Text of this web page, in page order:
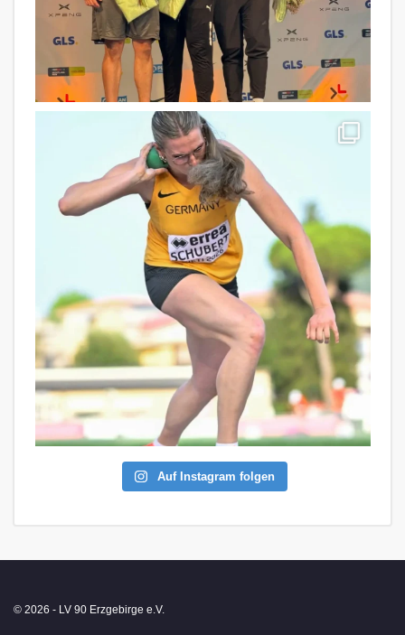
Auf Instagram folgen
© 2026 - LV 90 Erzgebirge e.V.